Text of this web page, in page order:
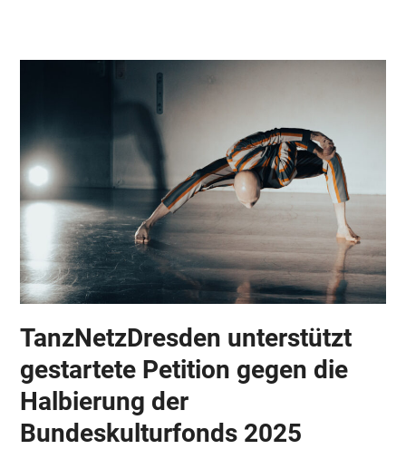
TanzNetzDresden unterstützt
gestartete Petition gegen die
Halbierung der
Bundeskulturfonds 2025